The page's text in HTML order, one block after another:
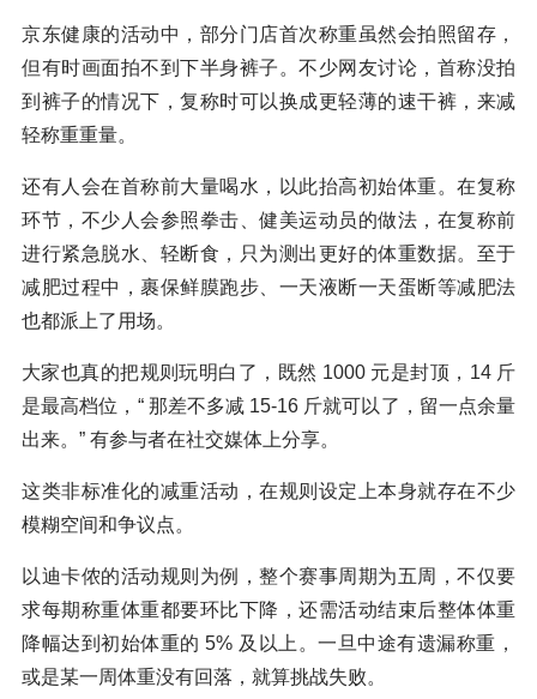
京东健康的活动中，部分门店首次称重虽然会拍照留存，
但有时画面拍不到下半身裤子。不少网友讨论，首称没拍
到裤子的情况下，复称时可以换成更轻薄的速干裤，来减
轻称重重量。
还有人会在首称前大量喝水，以此抬高初始体重。在复称
环节，不少人会参照拳击、健美运动员的做法，在复称前
进行紧急脱水、轻断食，只为测出更好的体重数据。至于
减肥过程中，裹保鲜膜跑步、一天液断一天蛋断等减肥法
也都派上了用场。
大家也真的把规则玩明白了，既然 1000 元是封顶，14 斤
是最高档位，“ 那差不多减 15-16 斤就可以了，留一点余量
出来。” 有参与者在社交媒体上分享。
这类非标准化的减重活动，在规则设定上本身就存在不少
模糊空间和争议点。
以迪卡侬的活动规则为例，整个赛事周期为五周，不仅要
求每期称重体重都要环比下降，还需活动结束后整体体重
降幅达到初始体重的 5% 及以上。一旦中途有遗漏称重，
或是某一周体重没有回落，就算挑战失败。